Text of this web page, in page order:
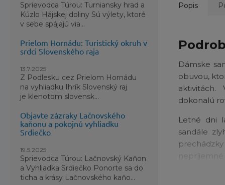
Sprievodca Túrou: Turniansky hrad a
Kúzlo Hájskej doliny Sú výlety, ktoré
v sebe spájajú via...
Prielom Hornádu: Turistický okruh v
srdci Slovenského raja
13.7.2025
Z Podlesku cez Prielom Hornádu
na vyhliadku Ihrík Slovenský raj
je klenotom slovensk...
Objavte zázraky Lačnovského
kaňonu a pokojnú vyhliadku
Srdiečko
19.5.2025
Sprievodca Túrou: Lačnovský Kaňon
a Vyhliadka Srdiečko Ponorte sa do
ticha a krásy Lačnovského kaňo...
Popis
Dámske
obuvou,
aktivitách.
dokonalú
Letné dni
sandále
ROAM™,